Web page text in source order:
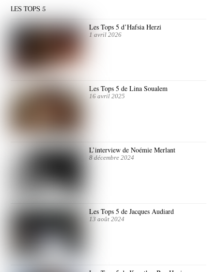
LES TOPS 5
Les Tops 5 d’Hafsia Herzi
1 avril 2026
Les Tops 5 de Lina Soualem
16 avril 2025
L’interview de Noémie Merlant
8 décembre 2024
Les Tops 5 de Jacques Audiard
13 août 2024